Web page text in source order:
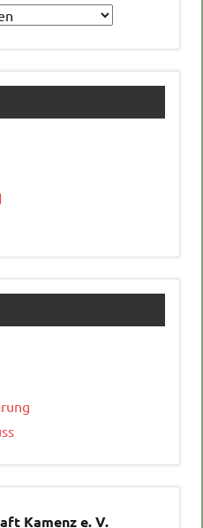
Kamenz e. V.